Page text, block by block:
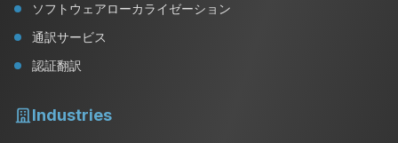
ソフトウェアローカライゼーション
通訳サービス
認証翻訳
Industries